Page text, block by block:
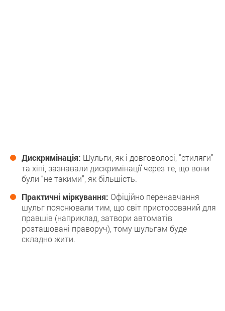
Дискримінація: Шульги, як і довговолосі, “стиляги”
та хіпі, зазнавали дискримінації через те, що вони
були “не такими”, як більшість.
Практичні міркування: Офіційно перенавчання
шульг пояснювали тим, що світ пристосований для
правшів (наприклад, затвори автоматів
розташовані праворуч), тому шульгам буде
складно жити.